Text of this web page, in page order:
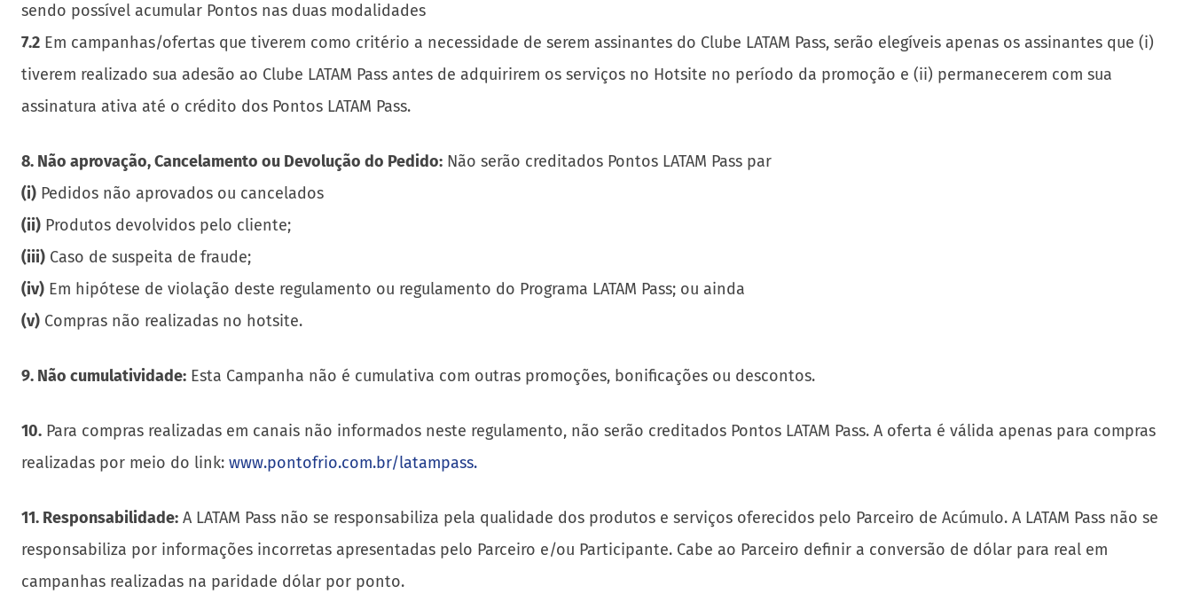
sendo possível acumular Pontos nas duas modalidades
7.2 Em campanhas/ofertas que tiverem como critério a necessidade de serem assinantes do Clube LATAM Pass, serão elegíveis apenas os assinantes que (i)
tiverem realizado sua adesão ao Clube LATAM Pass antes de adquirirem os serviços no Hotsite no período da promoção e (ii) permanecerem com sua
assinatura ativa até o crédito dos Pontos LATAM Pass.
8. Não aprovação, Cancelamento ou Devolução do Pedido: Não serão creditados Pontos LATAM Pass par
(i) Pedidos não aprovados ou cancelados
(ii) Produtos devolvidos pelo cliente;
(iii) Caso de suspeita de fraude;
(iv) Em hipótese de violação deste regulamento ou regulamento do Programa LATAM Pass; ou ainda
(v) Compras não realizadas no hotsite.
9. Não cumulatividade: Esta Campanha não é cumulativa com outras promoções, bonificações ou descontos.
10. Para compras realizadas em canais não informados neste regulamento, não serão creditados Pontos LATAM Pass. A oferta é válida apenas para compras
realizadas por meio do link: www.pontofrio.com.br/latampass.
11. Responsabilidade: A LATAM Pass não se responsabiliza pela qualidade dos produtos e serviços oferecidos pelo Parceiro de Acúmulo. A LATAM Pass não se
responsabiliza por informações incorretas apresentadas pelo Parceiro e/ou Participante. Cabe ao Parceiro definir a conversão de dólar para real em
campanhas realizadas na paridade dólar por ponto.